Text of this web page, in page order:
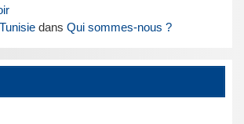
dans Qui sommes-nous ?